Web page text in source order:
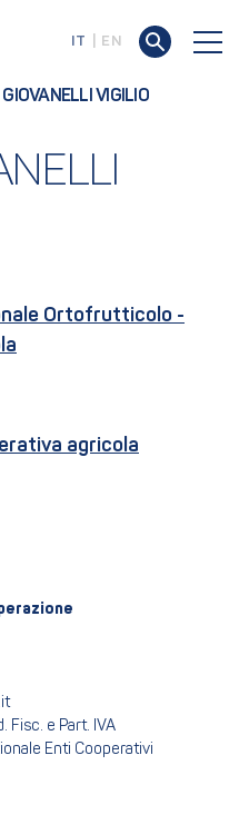
IT EN
GIOVANELLI VIGILIO
Ortofrutticolo -
agricola
Fisc. e Part. IVA
Enti Cooperativi